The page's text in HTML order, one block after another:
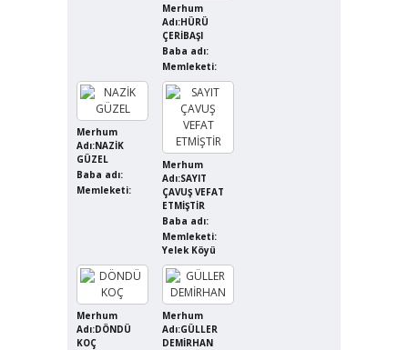
Merhum
Adı:HÜRÜ
ÇERİBAŞI
Baba adı:
Memleketi:
Merhum
Adı:NAZİK
GÜZEL
Baba adı:
Memleketi:
Merhum
Adı:SAYIT
ÇAVUŞ VEFAT
ETMİŞTİR
Baba adı:
Memleketi:
Yelek Köyü
Merhum
Adı:DÖNDÜ
KOÇ
Merhum
Adı:GÜLLER
DEMİRHAN